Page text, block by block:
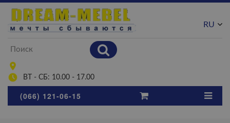
ВТ - СБ: 10.00 - 17.00
RU
(066) 121-06-15